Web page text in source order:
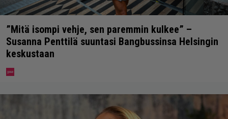
”Mitä isompi vehje, sen paremmin kulkee” –
Susanna Penttilä suuntasi Bangbussinsa Helsingin
keskustaan